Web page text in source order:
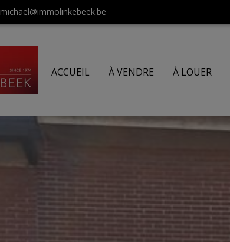
michael@immolinkebeek.be
ACCUEIL À VENDRE À LOUER